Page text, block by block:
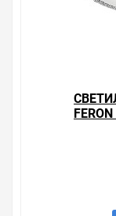
выключении
Материал
звездное небо
Материал
Уважаемые
Обращаем